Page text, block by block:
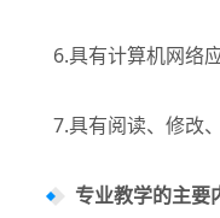
6.具有计算机网络应
7.具有阅读、修改、
专业教学的主要